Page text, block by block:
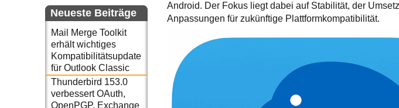
Neueste Beiträge
Mail Merge Toolkit
erhält wichtiges
Kompatibilitätsupdate
für Outlook Classic
Thunderbird 153.0
verbessert OAuth,
OpenPGP, Exchange
Android. Der Fokus liegt dabei auf Stabilität, der
Anpassungen für zukünftige Plattformkompatibilität.